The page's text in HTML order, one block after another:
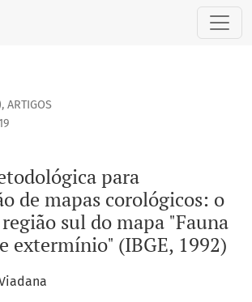
para intrepretação de mapas
, ARTIGOS
para
de mapas corológicos: o
sul do mapa "Fauna
extermínio" (IBGE, 1992)